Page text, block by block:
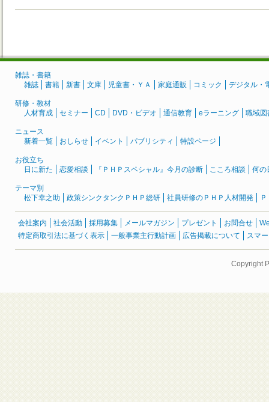
雑誌・書籍
雑誌
書籍 新書 文庫 児童書・ＹＡ 家庭通販 コミック デジタル・
研修・教材
人材育成
セミナー CD DVD・ビデオ 通信教育 eラーニング 職域図
ニュース
新着一覧
おしらせ イベント パブリシティ 特設ページ
お役立ち
日に新た
恋愛相談 『ＰＨＰスペシャル』今月の診断 こころ相談 何の
テーマ別
松下幸之助
政策シンクタンクＰＨＰ総研 社員研修のＰＨＰ人材開発
会社案内 社会活動 採用募集 メールマガジン プレゼント お問合せ
特定商取引法に基づく表示
一般事業主行動計画 広告掲載について スマ
Copyright